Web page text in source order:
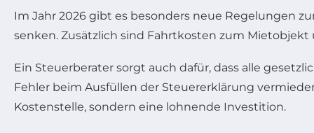
Im Jahr 2026 gibt es besonders neue Regelungen
senken. Zusätzlich sind Fahrtkosten zum
Ein Steuerberater sorgt auch dafür, dass alle
Fehler beim Ausfüllen der Steuererklärung
Kostenstelle, sondern eine lohnende Investition.